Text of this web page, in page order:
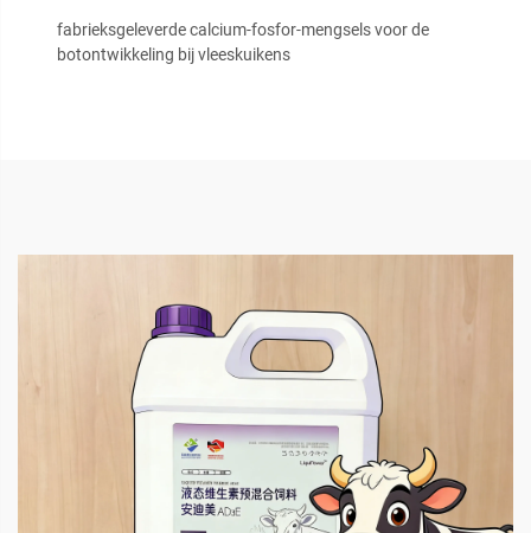
fabrieksgeleverde calcium-fosfor-mengsels voor de
botontwikkeling bij vleeskuikens